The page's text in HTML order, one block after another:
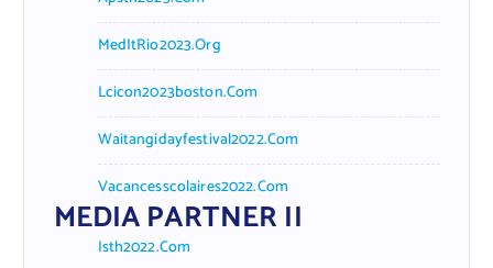
MedItRio2023.org
Lcicon2023boston.com
Waitangidayfestival2022.com
Vacancesscolaires2022.com
MEDIA PARTNER II
Isth2022.com